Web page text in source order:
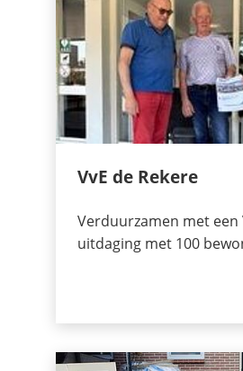
VvE de Rekere
Verduurzamen met een
uitdaging met 100